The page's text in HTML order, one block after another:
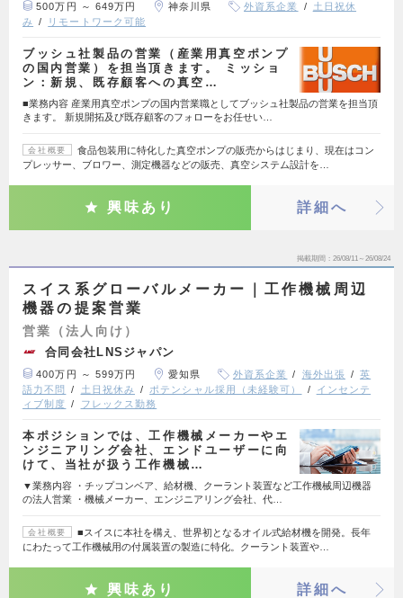
500万円 ～ 649万円 神奈川県 外資系企業
土日祝休
み
リモートワーク可能
ブッシュ社製品の営業（産業用真空ポンプ
の国内営業）を担当頂きます。 ミッショ
ン：新規、既存顧客への真空…
■業務内容 産業用真空ポンプの国内営業職としてブッシュ社製品の営業を担当頂
きます。 新規開拓及び既存顧客のフォローをお任せい…
会社概要
食品包装用に特化した真空ポンプの販売からはじまり、現在はコン
プレッサー、ブロワー、測定機器などの販売、真空システム設計を…
興味あり 詳細へ
掲載期間 26/08/11～26/08/24
スイス系グローバルメーカー｜工作機械周辺
機器の提案営業
営業（法人向け）
合同会社LNSジャパン
400万円 ～ 599万円 愛知県 外資系企業 海外出張
英
語力不問
土日祝休み ポテンシャル採用（未経験可）
インセンテ
ィブ制度
フレックス勤務
本ポジションでは、工作機械メーカーやエ
ンジニアリング会社、エンドユーザーに向
けて、当社が扱う工作機械…
▼業務内容 ・チップコンベア、給材機、クーラント装置など工作機械周辺機器
の法人営業 ・機械メーカー、エンジニアリング会社、代…
会社概要
■スイスに本社を構え、世界初となるオイル式給材機を開発。長年
にわたって工作機械用の付属装置の製造に特化。クーラント装置や…
興味あり 詳細へ